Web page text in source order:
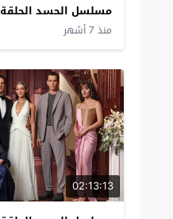
مسلسل الحسد الحلقة 17 مترجم
منذ 7 أشهر
02:13:13